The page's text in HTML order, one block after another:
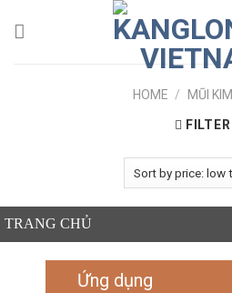
HOME / MŨI KIM
FILTER
TRANG CHỦ
Ứng dụng